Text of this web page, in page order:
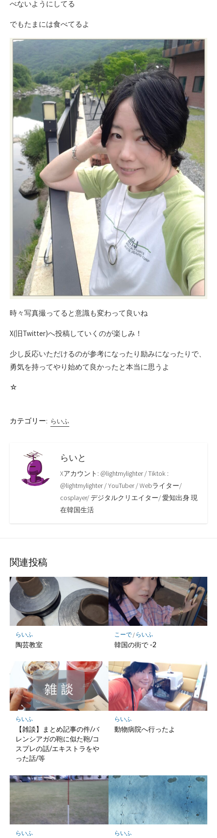
べないようにしてる
でもたまには食べてるよ
時々写真撮ってると意識も変わって良いね
X(旧Twitter)へ投稿していくのが楽しみ！
少し反応いただけるのが参考になったり励みになったりで、
勇気を持ってやり始めて良かったと本当に思うよ
☆
カテゴリー: らいふ
らいと
Xアカウント: @lightmylighter / Tiktok :
@lightmylighter / YouTuber / Webライター/
cosplayer/ デジタルクリエイター/ 愛知出身 現
在韓国生活
関連投稿
らいふ
陶芸教室
こーで/ らいふ
韓国の街で -2
らいふ
【雑談】まとめ記事の件/バ
レンシアガの鞄に似た鞄/コ
スプレの話/エキストラをや
った話/等
らいふ
動物病院へ行ったよ
らいふ らいふ